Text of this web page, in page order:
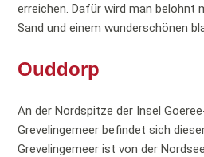
erreichen. Dafür wird man belohnt
Sand und einem wunderschönen
Ouddorp
An der Nordspitze der Insel
Grevelingemeer befindet sich
Grevelingemeer ist von der